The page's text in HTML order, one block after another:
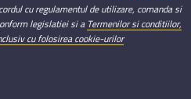
cu regulamentul de utilizare, comanda si
legislatiei si a Termenilor si conditiilor,
cu folosirea cookie-urilor